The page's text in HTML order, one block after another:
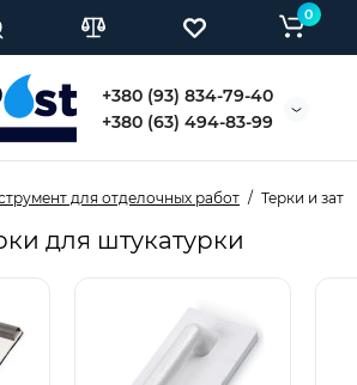
+380 (93) 834-79-40
+380 (63) 494-83-99
0
для отделочных работ Терки и
для штукатурки